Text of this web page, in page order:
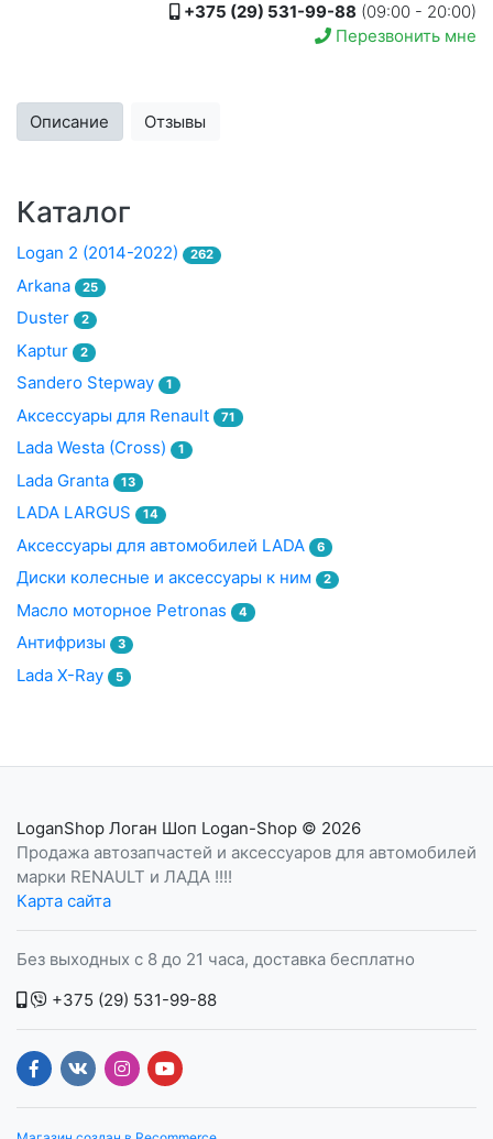
+375 (29) 531-99-88 (09:00 - 20:00)
Перезвонить мне
Описание Отзывы
Каталог
Logan 2 (2014-2022) 262
Arkana 25
Duster 2
Kaptur 2
Sandero Stepway 1
Аксессуары для Renault 71
Lada Westa (Cross) 1
Lada Granta 13
LADA LARGUS 14
Аксессуары для автомобилей LADA 6
Диски колесные и аксессуары к ним 2
Масло моторное Petronas 4
Антифризы 3
Lada X-Ray 5
LoganShop Логан Шоп Logan-Shop © 2026
Продажа автозапчастей и аксессуаров для автомобилей
марки RENAULT и ЛАДА !!!!
Карта сайта
Без выходных с 8 до 21 часа, доставка бесплатно
+375 (29) 531-99-88